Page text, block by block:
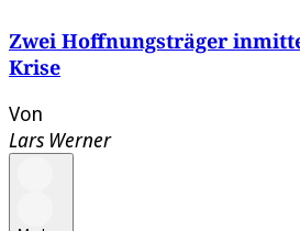
Zwei Hoffnungsträger
Krise
Von
Lars Werner